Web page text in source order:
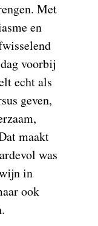
Met
en
voorbij
echt als
geven,
maakt
was
in
ook